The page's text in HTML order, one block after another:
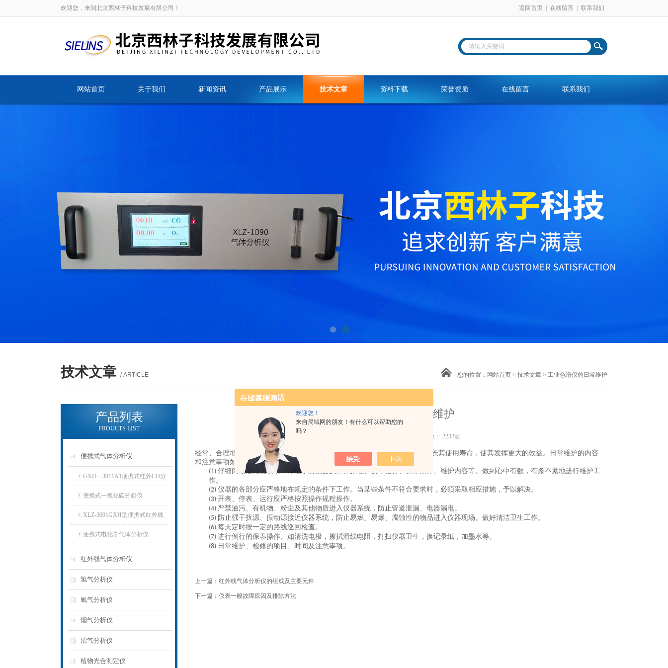
欢迎您！
来自局域网的朋友！有什么可以帮助您的
吗？
欢迎您，来到北京西林子科技发展有限公司！ 返回首页 在线留言 联系我们
网站首页 关于我们 新闻资讯 产品展示 技术文章 资料下载 荣誉资质 在线留言 联系我们
技术文章 / ARTICLE 您的位置： 网站首页 > 技术文章 > 工业色谱仪的日常维护
产品列表
PROUCTS LIST
便携式气体分析仪
GXH—3011A1便携式红外CO分
析仪
便携式一氧化碳分析仪
XLZ-3091GXH型便携式红外线
分析仪
便携式电化学气体分析仪
红外线气体分析仪
氢气分析仪
氧气分析仪
烟气分析仪
沼气分析仪
植物光合测定仪
工业色谱仪的日常维护
更新时间：2021-09-10 点击次数： 2232次
经常、合理地对工业色谱仪进行维护，不但可以保证其正常工作，而且还能延长其使用寿命，使其发挥更大的效益。日常维护的内容
和注意事项如下。
(1) 仔细阅读使用说明书，详细了解仪器的工作原理、技术指标、操作条件、维护内容等。做到心中有数，有条不紊地进行维护工
作。
(2) 仪器的各部分应严格地在规定的条件下工作。当某些条件不符合要求时，必须采取相应措施，予以解决。
(3) 开表、停表、运行应严格按照操作规程操作。
(4) 严禁油污、有机物、粉尘及其他物质进入仪器系统，防止管道泄漏、电器漏电。
(5) 防止强干扰源、振动源接近仪器系统，防止易燃、易爆、腐蚀性的物品进入仪器现场。做好清洁卫生工作。
(6) 每天定时按一定的路线巡回检查。
(7) 进行例行的保养操作。如清洗电极，擦拭滑线电阻，打扫仪器卫生，换记录纸，加墨水等。
(8) 日常维护、检修的项目、时间及注意事项。
上一篇： 红外线气体分析仪的组成及主要元件
下一篇： 仪表一般故障原因及排除方法